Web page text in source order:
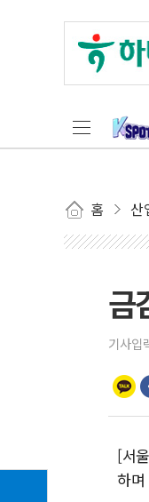
홈 산
금
기사입
[서
하